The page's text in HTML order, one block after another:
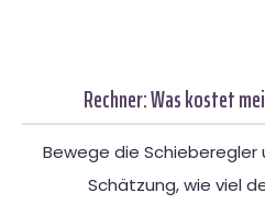
Rechner: Was kostet
Bewege die
Schätzung, wie viel